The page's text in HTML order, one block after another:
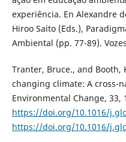
experiência. En Alexandre
Hiroo Saito (Eds.),
Ambiental (pp. 77-89).
Tranter, Bruce., and Booth,
changing climate: A cross-
Environmental Change, 33,
https://doi.org/10.1016/
https://doi.org/10.1016/